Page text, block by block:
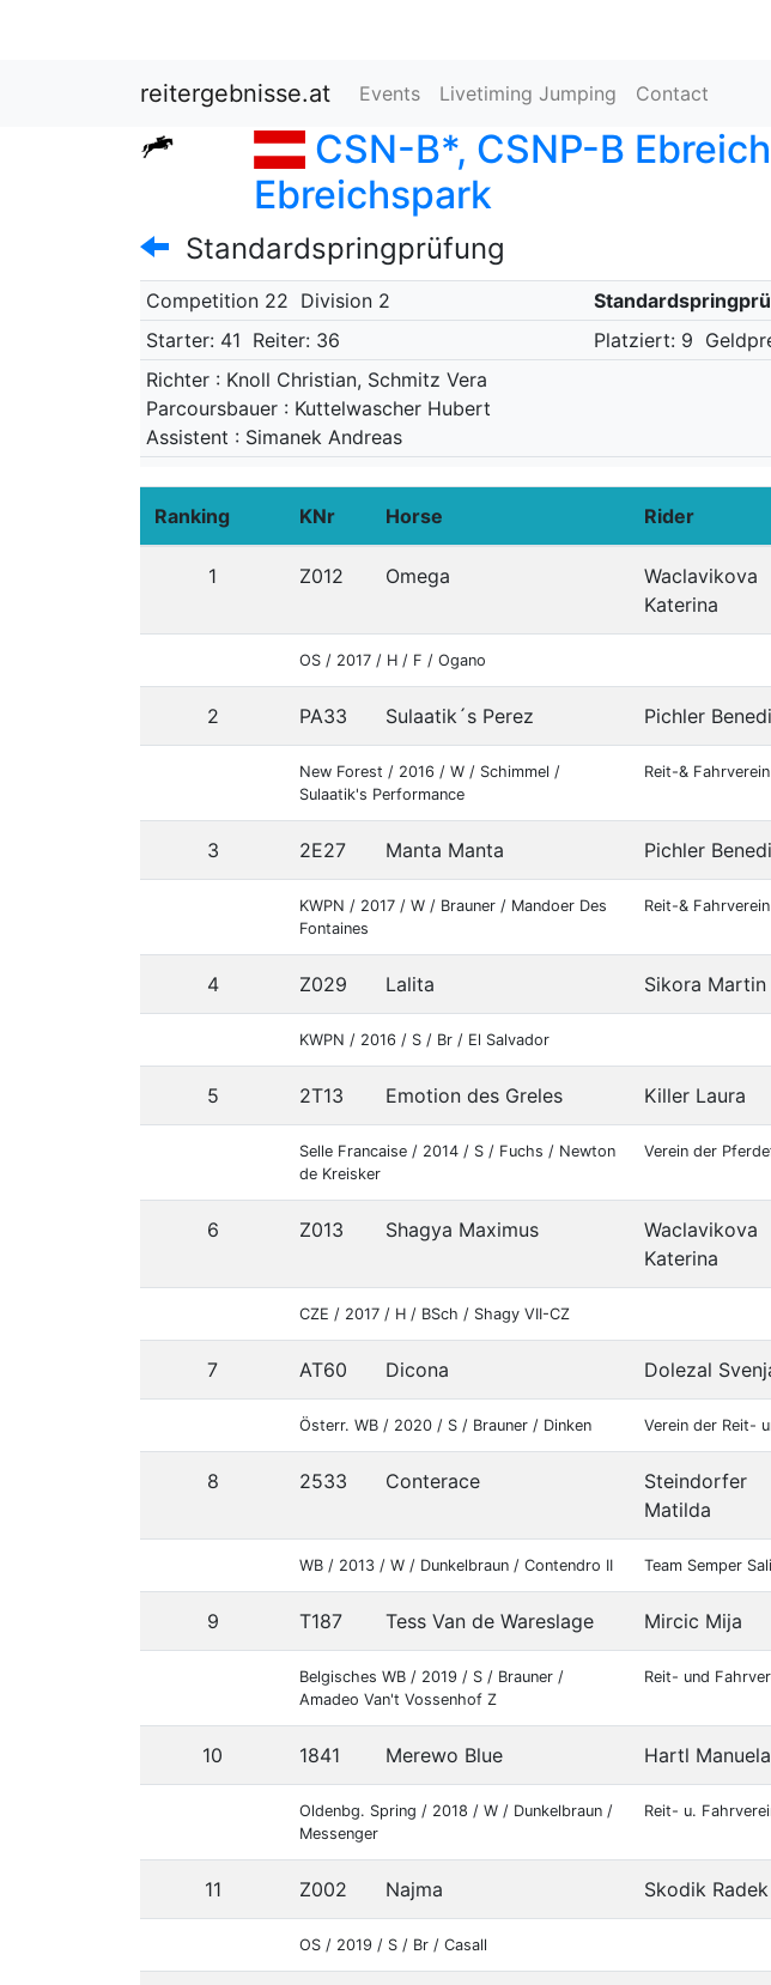
reitergebnisse.at Events Livetiming Jumping Contact
CSN-B*, CSNP-B
Ebreichspark
Standardspringprüfung
Competition 22 Division 2
Starter: 41 Reiter: 36 Platziert: 9
Richter : Knoll Christian, Schmitz Vera
Parcoursbauer : Kuttelwascher Hubert
Assistent : Simanek Andreas
Ranking KNr Horse Rider
1 Z012 Omega
Waclavikova
Katerina
OS / 2017 / H / F / Ogano
2 PA33 Sulaatik´s Perez Pichler
New Forest / 2016 / W / Schimmel /
Sulaatik's Performance
Reit-&
3 2E27 Manta Manta Pichler
KWPN / 2017 / W / Brauner / Mandoer Des
Fontaines
Reit-&
4 Z029 Lalita Sikora Martin
KWPN / 2016 / S / Br / El Salvador
5 2T13 Emotion des Greles Killer Laura
Selle Francaise / 2014 / S / Fuchs / Newton
de Kreisker
Verein der
6 Z013 Shagya Maximus
Waclavikova
Katerina
CZE / 2017 / H / BSch / Shagy VII-CZ
7 AT60 Dicona Dolezal
Österr. WB / 2020 / S / Brauner / Dinken Verein der Reit-
8 2533 Conterace
Steindorfer
Matilda
WB / 2013 / W / Dunkelbraun / Contendro II Team Semper
9 T187 Tess Van de Wareslage Mircic Mija
Belgisches WB / 2019 / S / Brauner /
Amadeo Van't Vossenhof Z
Reit- und
10 1841 Merewo Blue Hartl Manuela
Oldenbg. Spring / 2018 / W / Dunkelbraun /
Messenger
Reit- u.
11 Z002 Najma Skodik Radek
OS / 2019 / S / Br / Casall